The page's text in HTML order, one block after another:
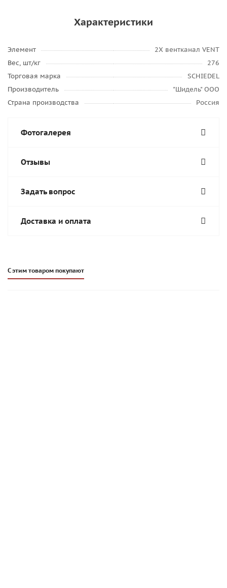
Характеристики
Элемент
2Х вентканал VENT
Вес, шт/кг
276
Торговая марка
SCHIEDEL
Производитель
"Шидель" ООО
Страна производства
Россия
Фотогалерея
Отзывы
Задать вопрос
Доставка и оплата
С этим товаром покупают